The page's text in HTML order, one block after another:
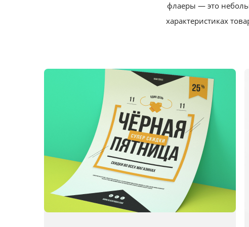
флаеры — это
характеристиках